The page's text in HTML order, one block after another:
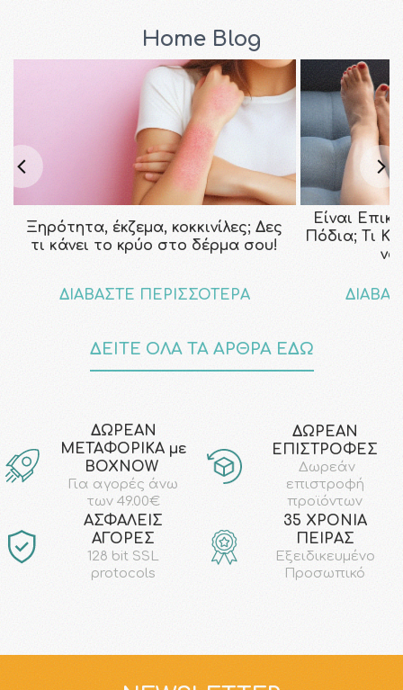
Home Blog
Ξηρότητα, έκζεμα, κοκκινίλες; Δες
τι κάνει το κρύο στο δέρμα σου!
ΔΙΑΒΑΣΤΕ ΠΕΡΙΣΣΟΤΕΡΑ
Είναι
Πόδια; Τι
να
ΔΕΙΤΕ ΟΛΑ ΤΑ ΑΡΘΡΑ ΕΔΩ
ΔΩΡΕΑΝ
ΜΕΤΑΦΟΡΙΚΑ με
ΒΟΧΝΟW
Για αγορές άνω
των 49.00€
ΔΩΡΕΑΝ
ΕΠΙΣΤΡΟΦΕΣ
Δωρεάν
επιστροφή
προϊόντων
AΣΦΑΛΕΙΣ
ΑΓΟΡΕΣ
128 bit SSL
protocols
35 ΧΡΟΝΙΑ
ΠΕΙΡΑΣ
Εξειδικευμένο
Προσωπικό